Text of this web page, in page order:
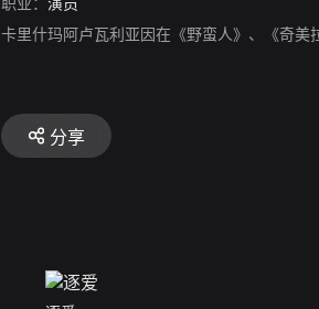
职业： 演员
卡里什玛阿卢瓦利亚因在《野蛮人》、《奇美
分享